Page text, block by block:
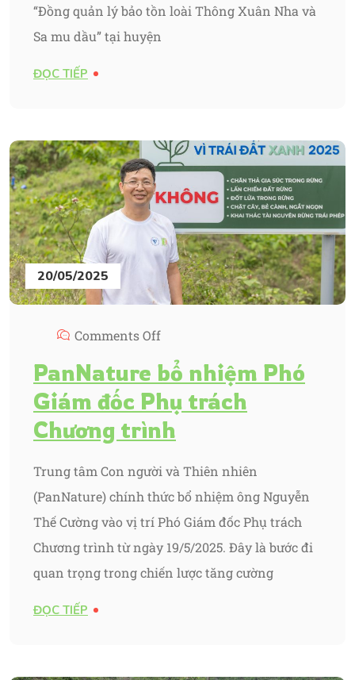
“Đồng quản lý bảo tồn loài Thông Xuân Nha và
Sa mu dầu” tại huyện
ĐỌC TIẾP
20/05/2025
Comments Off
PanNature bổ nhiệm Phó
Giám đốc Phụ trách
Chương trình
Trung tâm Con người và Thiên nhiên
(PanNature) chính thức bổ nhiệm ông Nguyễn
Thế Cường vào vị trí Phó Giám đốc Phụ trách
Chương trình từ ngày 19/5/2025. Đây là bước đi
quan trọng trong chiến lược tăng cường
ĐỌC TIẾP